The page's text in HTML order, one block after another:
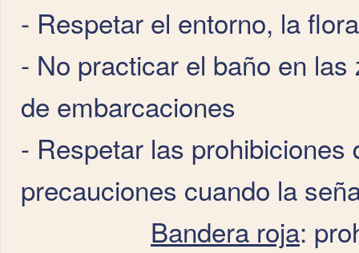
- Respetar el entorno, la
- No practicar el baño en
de embarcaciones
- Respetar las
precauciones cuando la
Bandera roja: